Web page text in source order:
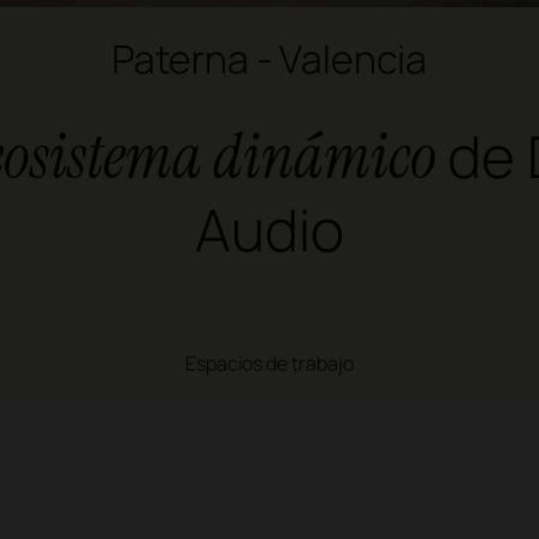
Paterna - Valencia
dinámico de
Audio
Espacios de trabajo